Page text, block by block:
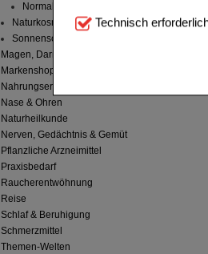
Technisch Notwendig:
notwendig sind (z.B.
Diese
beispielsweise für die
Statistik & Tracking:
sammeln, mit deren
Technisch
Normale Haut
Naturkosmetik
Sonnenschutz
Magen, Darm & Leber
Markenshops
Nahrungsergänzung
Nase & Ohren
Naturheilkunde
Nerven, Gedächtnis & Gemüt
Pflanzliche Arzneimittel
Praxisbedarf
Raucherentwöhnung
Reise
Schlaf & Beruhigung
Schmerzmittel
Themen-Welten